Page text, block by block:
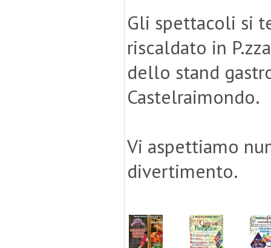
Gli spettacoli si
riscaldato in
dello stand
Castelraimondo.
Vi aspettiamo
divertimento.